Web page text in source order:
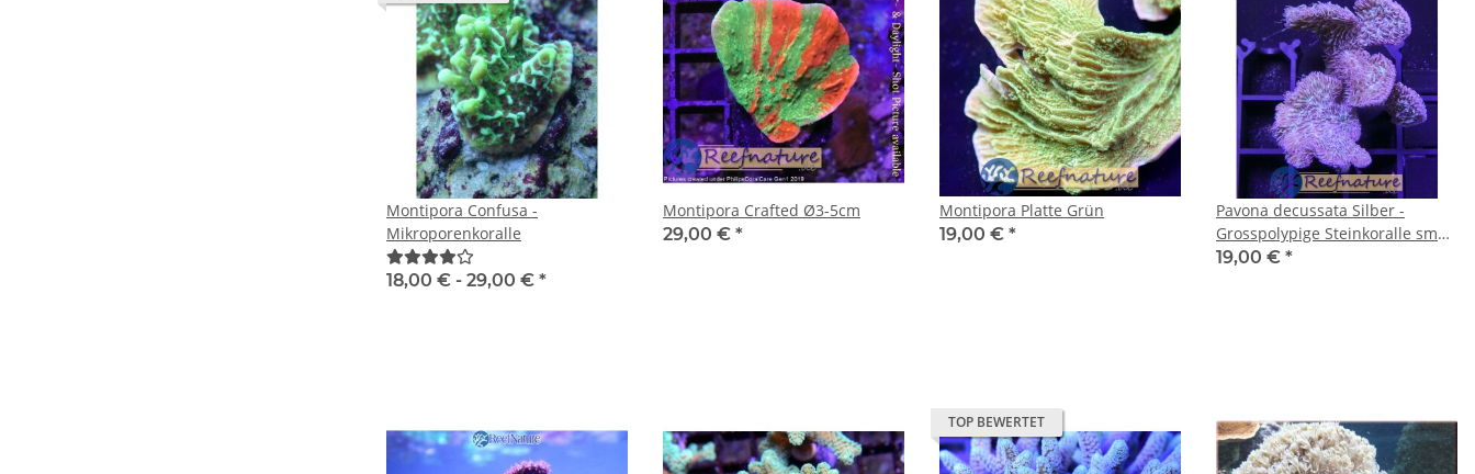
Montipora Confusa -
Mikroporenkoralle
18,00 € - 29,00 € *
Montipora Crafted Ø3-5cm
29,00 € *
Montipora Platte Grün
19,00 € *
Pavona decussata Silber -
Grosspolypige Steinkoralle small
bis 4cm
19,00 € *
TOP BEWERTET